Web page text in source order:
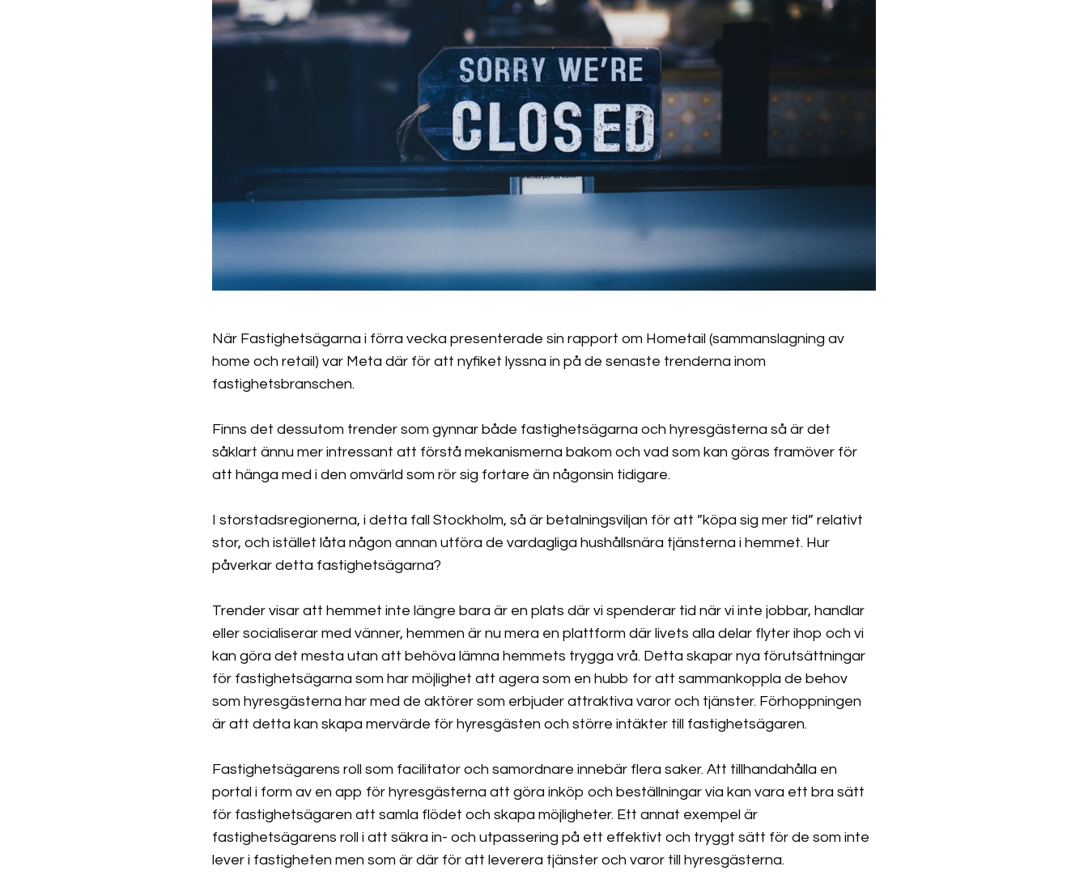
När Fastighetsägarna i förra vecka presenterade sin rapport om Hometail (sammanslagning av
home och retail) var Meta där för att nyfiket lyssna in på de senaste trenderna inom
fastighetsbranschen.
Finns det dessutom trender som gynnar både fastighetsägarna och hyresgästerna så är det
såklart ännu mer intressant att förstå mekanismerna bakom och vad som kan göras framöver för
att hänga med i den omvärld som rör sig fortare än någonsin tidigare.
I storstadsregionerna, i detta fall Stockholm, så är betalningsviljan för att ”köpa sig mer tid” relativt
stor, och istället låta någon annan utföra de vardagliga hushållsnära tjänsterna i hemmet. Hur
påverkar detta fastighetsägarna?
Trender visar att hemmet inte längre bara är en plats där vi spenderar tid när vi inte jobbar, handlar
eller socialiserar med vänner, hemmen är nu mera en plattform där livets alla delar flyter ihop och vi
kan göra det mesta utan att behöva lämna hemmets trygga vrå. Detta skapar nya förutsättningar
för fastighetsägarna som har möjlighet att agera som en hubb for att sammankoppla de behov
som hyresgästerna har med de aktörer som erbjuder attraktiva varor och tjänster. Förhoppningen
är att detta kan skapa mervärde för hyresgästen och större intäkter till fastighetsägaren.
Fastighetsägarens roll som facilitator och samordnare innebär flera saker. Att tillhandahålla en
portal i form av en app för hyresgästerna att göra inköp och beställningar via kan vara ett bra sätt
för fastighetsägaren att samla flödet och skapa möjligheter. Ett annat exempel är
fastighetsägarens roll i att säkra in- och utpassering på ett effektivt och tryggt sätt för de som inte
lever i fastigheten men som är där för att leverera tjänster och varor till hyresgästerna.